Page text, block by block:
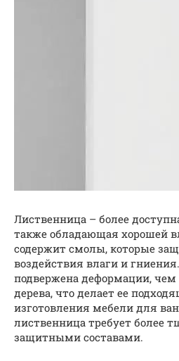
Лиственница – более
также обладающая хорошей
содержит смолы, которые
воздействия влаги и
подвержена деформации, чем
дерева, что делает ее
изготовления мебели для
лиственница требует более
защитными составами.